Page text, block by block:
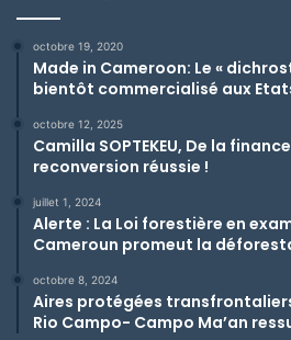
octobre 19, 2020
Made in Cameroon: Le «
bientôt commercialisé aux
octobre 12, 2025
Camilla SOPTEKEU, De la
reconversion réussie !
juillet 1, 2024
Alerte : La Loi forestière en
Cameroun promeut la
octobre 8, 2024
Aires protégées
Rio Campo- Campo Ma’an